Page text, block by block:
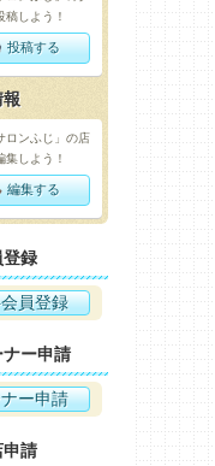
稿しよう！
投稿する
報
ロンふじ」の店
集しよう！
編集する
録
員登録
ー申請
ー申請
申請